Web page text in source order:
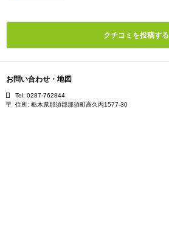
クチコミを投稿する
お問い合わせ・地図
Tel: 0287-762844
住所: 栃木県那須郡那須町高久丙1577-30